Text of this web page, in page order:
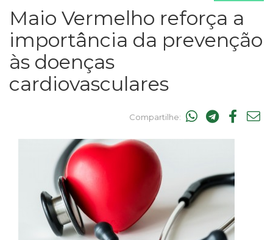
Maio Vermelho reforça a
importância da prevenção
às doenças
cardiovasculares
Compartilhe: